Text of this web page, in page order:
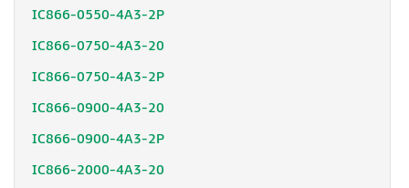
IC866-0550-4A3-2P
IC866-0750-4A3-20
IC866-0750-4A3-2P
IC866-0900-4A3-20
IC866-0900-4A3-2P
IC866-2000-4A3-20